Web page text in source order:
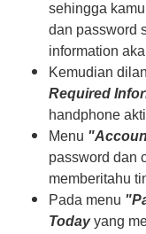
sehingga
dan password
information
Kemudian
Required
handphone
Menu
password dan
memberitahu
Pada menu
Todayyang